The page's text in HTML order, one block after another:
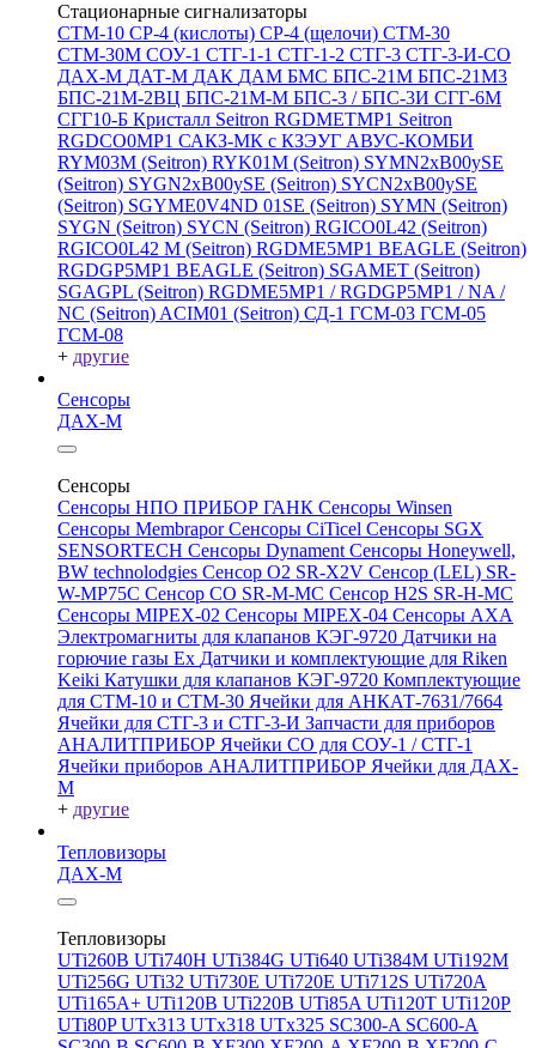
Стационарные сигнализаторы
СТМ-10 СР-4 (кислоты) СР-4 (щелочи) СТМ-30
СТМ-30М СОУ-1 СТГ-1-1 СТГ-1-2 СТГ-3 СТГ-3-И-CO
ДАХ-М ДАТ-М ДАК ДАМ БМС БПС-21М БПС-21М3
БПС-21М-2ВЦ БПС-21М-М БПС-3 / БПС-3И СГГ-6М
СГГ10-Б Кристалл Seitron RGDMETMP1 Seitron
RGDCO0MP1 САКЗ-МК с КЗЭУГ АВУС-КОМБИ
RYM03M (Seitron) RYK01M (Seitron) SYMN2хB00ySE
(Seitron) SYGN2xB00ySE (Seitron) SYCN2xB00ySE
(Seitron) SGYME0V4ND 01SE (Seitron) SYMN (Seitron)
SYGN (Seitron) SYCN (Seitron) RGICO0L42 (Seitron)
RGICO0L42 M (Seitron) RGDME5MP1 BEAGLE (Seitron)
RGDGP5MP1 BEAGLE (Seitron) SGAMET (Seitron)
SGAGPL (Seitron) RGDME5MP1 / RGDGP5MP1 / NA /
NC (Seitron) ACIM01 (Seitron) СД-1 ГСМ-03 ГСМ-05
ГСМ-08
+ другие
Сенсоры
ДАХ-М
Сенсоры
Сенсоры НПО ПРИБОР ГАНК Сенсоры Winsen
Сенсоры MembraporСенсоры CiTicel Сенсоры SGX
SENSORTECH Сенсоры Dynament Сенсоры Honeywell,
BW technolodgies Сенсор O2 SR-X2V Сенсор (LEL) SR-
W-MP75C Сенсор CO SR-M-MC Сенсор H2S SR-H-MC
Сенсоры MIPEX-02 Сенсоры MIPEX-04 Сенсоры АХА
Электромагниты для клапанов КЭГ-9720 Датчики на
горючие газы Ex Датчики и комплектующие для Riken
Keiki Катушки для клапанов КЭГ-9720 Комплектующие
для СТМ-10 и СТМ-30 Ячейки для АНКАТ-7631/7664
Ячейки для СТГ-3 и СТГ-3-И Запчасти для приборов
АНАЛИТПРИБОР Ячейки CO для СОУ-1 / СТГ-1
Ячейки приборов АНАЛИТПРИБОР Ячейки для ДАХ-
М
+ другие
Тепловизоры
ДАХ-М
Тепловизоры
UTi260В UTi740H UTi384G UTi640 UTi384M UTi192M
UTi256G UTi32 UTi730E UTi720E UTi712S UTi720A
UTi165A+ UTi120B UTi220B UTi85A UTi120T UTi120P
UTi80PUTx313 UTx318 UTx325 SC300-A SC600-A